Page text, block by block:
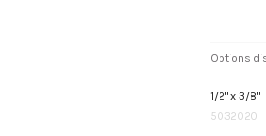
Options
1/2" x 3/8"
5032020